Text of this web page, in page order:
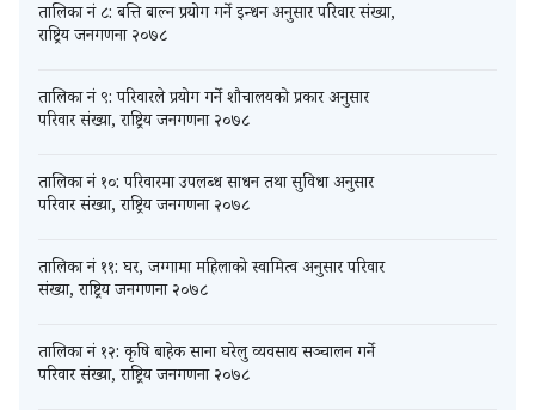
तालिका नं ८: बत्ति बाल्न प्रयोग गर्ने इन्धन अनुसार परिवार संख्या,
राष्ट्रिय जनगणना २०७८
तालिका नं ९: परिवारले प्रयोग गर्ने शौचालयको प्रकार अनुसार
परिवार संख्या, राष्ट्रिय जनगणना २०७८
तालिका नं १०: परिवारमा उपलब्ध साधन तथा सुविधा अनुसार
परिवार संख्या, राष्ट्रिय जनगणना २०७८
तालिका नं ११: घर, जग्गामा महिलाको स्वामित्व अनुसार परिवार
संख्या, राष्ट्रिय जनगणना २०७८
तालिका नं १२: कृषि बाहेक साना घरेलु व्यवसाय सञ्चालन गर्ने
परिवार संख्या, राष्ट्रिय जनगणना २०७८